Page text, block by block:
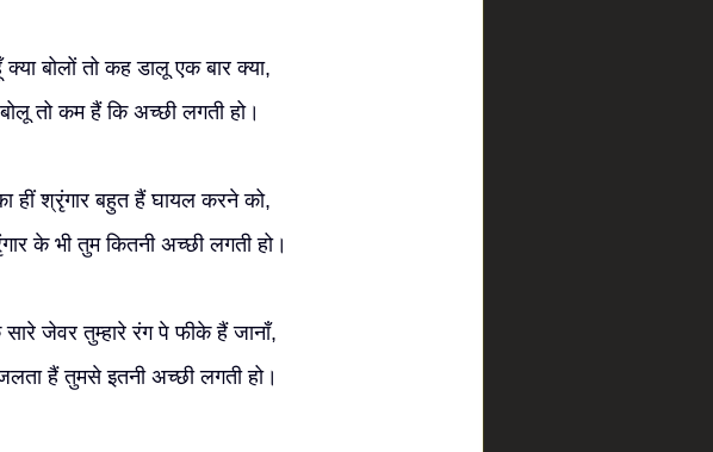
बोलों तो कह डालू एक बार क्या,
बोलू तो कम हैं कि अच्छी लगती हो।
हीं श्रृंगार बहुत हैं घायल करने को,
के भी तुम कितनी अच्छी लगती हो।
जेवर तुम्हारे रंग पे फीके हैं जानाँ,
हैं तुमसे इतनी अच्छी लगती हो।